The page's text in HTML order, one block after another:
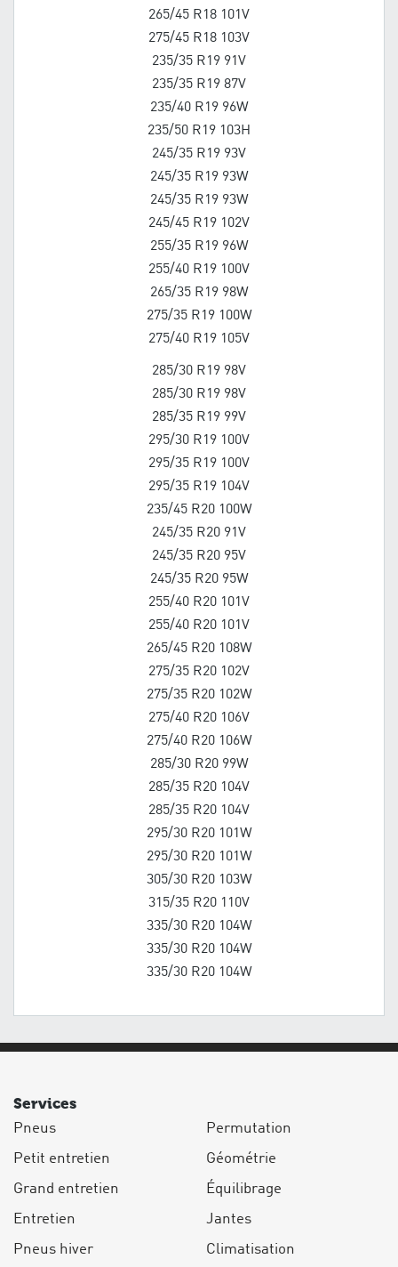
265/45 R18 101V
275/45 R18 103V
235/35 R19 91V
235/35 R19 87V
235/40 R19 96W
235/50 R19 103H
245/35 R19 93V
245/35 R19 93W
245/35 R19 93W
245/45 R19 102V
255/35 R19 96W
255/40 R19 100V
265/35 R19 98W
275/35 R19 100W
275/40 R19 105V
285/30 R19 98V
285/30 R19 98V
285/35 R19 99V
295/30 R19 100V
295/35 R19 100V
295/35 R19 104V
235/45 R20 100W
245/35 R20 91V
245/35 R20 95V
245/35 R20 95W
255/40 R20 101V
255/40 R20 101V
265/45 R20 108W
275/35 R20 102V
275/35 R20 102W
275/40 R20 106V
275/40 R20 106W
285/30 R20 99W
285/35 R20 104V
285/35 R20 104V
295/30 R20 101W
295/30 R20 101W
305/30 R20 103W
315/35 R20 110V
335/30 R20 104W
335/30 R20 104W
335/30 R20 104W
Services
Pneus
Petit entretien
Grand entretien
Entretien
Pneus hiver
Permutation
Géométrie
Équilibrage
Jantes
Climatisation